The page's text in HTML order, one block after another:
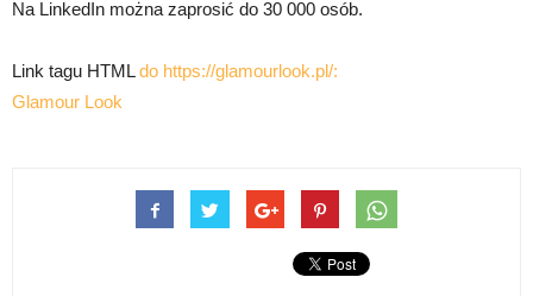
Na LinkedIn można zaprosić do 30 000 osób.
Link tagu HTMLdo https://glamourlook.pl/:
Glamour Look